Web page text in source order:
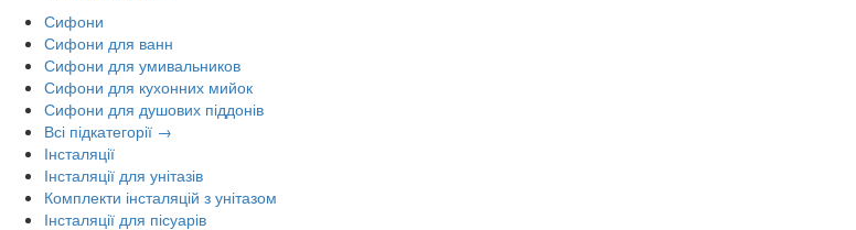
Сифони
Сифони для ванн
Сифони для умивальников
Сифони для кухонних мийок
Сифони для душових піддонів
Всі підкатегорії →
Інсталяції
Інсталяції для унітазів
Комплекти інсталяцій з унітазом
Інсталяції для пісуарів